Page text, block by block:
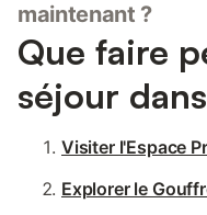
maintenant ?
Que faire
séjour
Visiter l'Espace
Explorer le